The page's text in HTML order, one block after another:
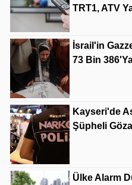
TRT1, ATV
İsrail'in
73 Bin
Kayseri'de
Şüpheli
Ülke Alarm